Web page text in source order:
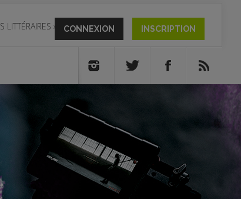
LITTÉRAIRES » CONNEXION INSCRIPTION